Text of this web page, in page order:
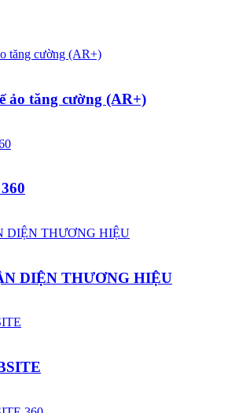
ảo tăng cường (AR+)
DIỆN THƯƠNG HIỆU